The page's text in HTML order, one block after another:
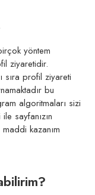
yöntem
ziyaretidir.
sıra profil ziyareti
bu
algoritmaları sizi
sayfanızın
kazanım